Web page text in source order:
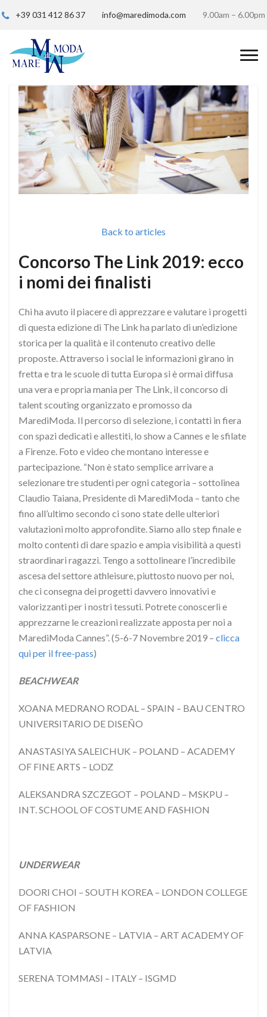
+39 031 412 86 37 info@maredimoda.com 9.00am – 6.00pm
Back to articles
Concorso The Link 2019: ecco
i nomi dei finalisti
Chi ha avuto il piacere di apprezzare e valutare i progetti
di questa edizione di The Link ha parlato di un’edizione
storica per la qualità e il contenuto creativo delle
proposte. Attraverso i social le informazioni girano in
fretta e tra le scuole di tutta Europa si è ormai diffusa
una vera e propria mania per The Link, il concorso di
talent scouting organizzato e promosso da
MarediModa. Il percorso di selezione, i contatti in fiera
con spazi dedicati e allestiti, lo show a Cannes e le sfilate
a Firenze. Foto e video che montano interesse e
partecipazione. “Non è stato semplice arrivare a
selezionare tre studenti per ogni categoria – sottolinea
Claudio Taiana, Presidente di MarediModa – tanto che
fino all’ultimo secondo ci sono state delle ulteriori
valutazioni molto approfondite. Siamo allo step finale e
molto contenti di dare spazio e ampia visibilità a questi
straordinari ragazzi. Tengo a sottolineare l’incredibile
ascesa del settore athleisure, piuttosto nuovo per noi,
che ci consegna dei progetti davvero innovativi e
valorizzanti per i nostri tessuti. Potrete conoscerli e
apprezzarne le creazioni realizzate apposta per noi a
MarediModa Cannes”. (5-6-7 Novembre 2019 – clicca
qui per il free-pass)
BEACHWEAR
XOANA MEDRANO RODAL – SPAIN – BAU CENTRO
UNIVERSITARIO DE DISEÑO
ANASTASIYA SALEICHUK – POLAND – ACADEMY
OF FINE ARTS – LODZ
ALEKSANDRA SZCZEGOT – POLAND – MSKPU –
INT. SCHOOL OF COSTUME AND FASHION
UNDERWEAR
DOORI CHOI – SOUTH KOREA – LONDON COLLEGE
OF FASHION
ANNA KASPARSONE – LATVIA – ART ACADEMY OF
LATVIA
SERENA TOMMASI – ITALY – ISGMD